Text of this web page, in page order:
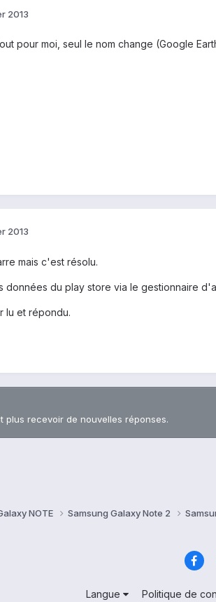
2013
pour moi, seul le nom change (Google
2013
mais c'est résolu.
données du play store via le gestionnaire
lu et répondu.
plus recevoir de nouvelles réponses.
NOTE Samsung Galaxy Note 2
Langue Politique de